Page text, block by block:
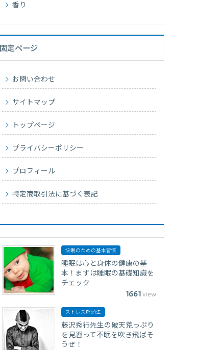
香り
固定ページ
お問い合わせ
サイトマップ
トップページ
プライバシーポリシー
プロフィール
特定商取引法に基づく表記
快眠のための基本習慣
睡眠は心と身体の健康の基
本！まずは睡眠の基礎知識を
チェック
1661view
ストレス解消法
藤沢秀行先生の破天荒っぷり
を見習って不眠を吹き飛ばそ
うぜ！